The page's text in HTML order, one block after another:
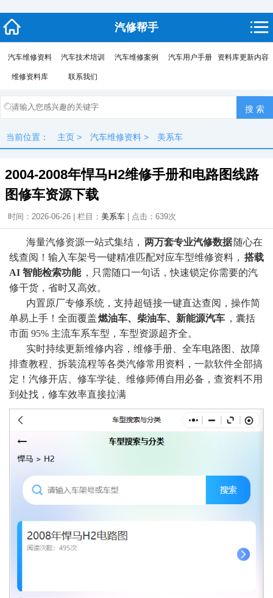
汽修帮手
汽车维修资料 汽车技术培训 汽车维修案例 汽车用户手册 资料库更新内容
维修资料库 联系我们
当前位置： 主页 > 汽车维修资料 > 美系车
2004-2008年悍马H2维修手册和电路图线路
图修车资源下载
时间：2026-06-26 | 栏目： 美系车 | 点击： 639次
海量汽修资源一站式集结， 两万套专业汽修数据 随心在
线查阅！输入车架号一键精准匹配对应车型维修资料， 搭载
AI 智能检索功能 ，只需随口一句话，快速锁定你需要的汽
修干货，省时又高效。
内置原厂专修系统，支持超链接一键直达查阅，操作简
单易上手！全面覆盖燃油车、柴油车、新能源汽车 ，囊括
市面 95% 主流车系车型，车型资源超齐全。
实时持续更新维修内容，维修手册、全车电路图、故障
排查教程、拆装流程等各类汽修常用资料，一款软件全部搞
定！汽修开店、修车学徒、维修师傅自用必备，查资料不用
到处找，修车效率直接拉满